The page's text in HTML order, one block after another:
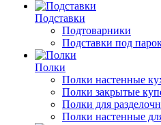
Подставки
Подтоварники
Подставки под
Полки
Полки настенные
Полки закрытые
Полки для
Полки настенные